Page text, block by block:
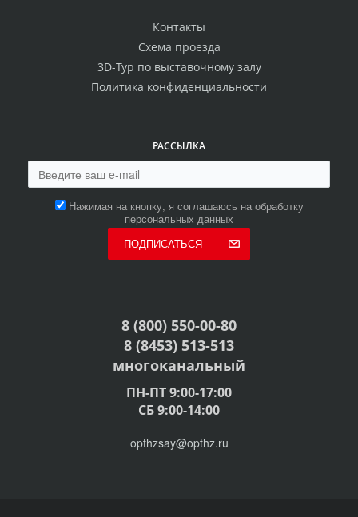
Контакты
Схема проезда
3D-Тур по выставочному залу
Политика конфиденциальности
РАССЫЛКА
Нажимая на кнопку, я соглашаюсь на обработку
персональных данных
ПОДПИСАТЬСЯ
8 (800) 550-00-80
8 (8453) 513-513
многоканальный
ПН-ПТ 9:00-17:00
СБ 9:00-14:00
opthzsay@opthz.ru